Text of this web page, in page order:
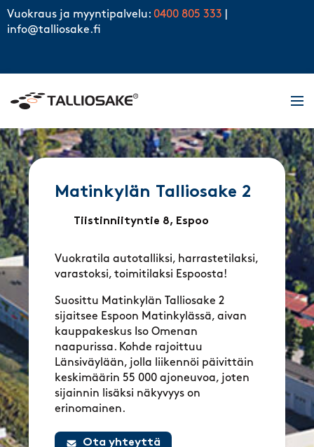
Skip to content
Vuokraus ja myyntipalvelu: 0400 805 333
info@talliosake.fi
Matinkylän Talliosake 2
Tiistinniityntie 8, Espoo
Vuokratila autotalliksi, harrastetilaksi,
varastoksi, toimitilaksi Espoosta!
Suosittu Matinkylän Talliosake 2
sijaitsee Espoon Matinkylässä, aivan
kauppakeskus Iso Omenan
naapurissa. Kohde rajoittuu
Länsiväylään, jolla liikennöi päivittäin
keskimäärin 55 000 ajoneuvoa, joten
sijainnin lisäksi näkyvyys on
erinomainen.
Ota yhteyttä